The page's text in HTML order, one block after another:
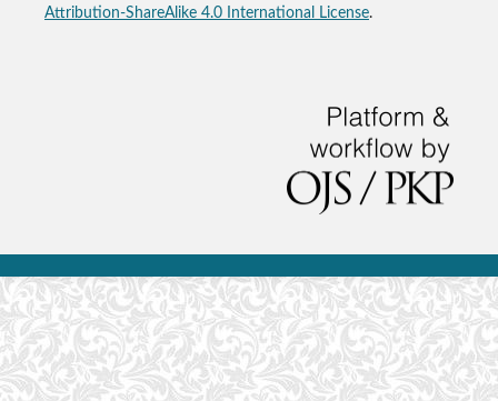
Attribution-ShareAlike 4.0 International License.